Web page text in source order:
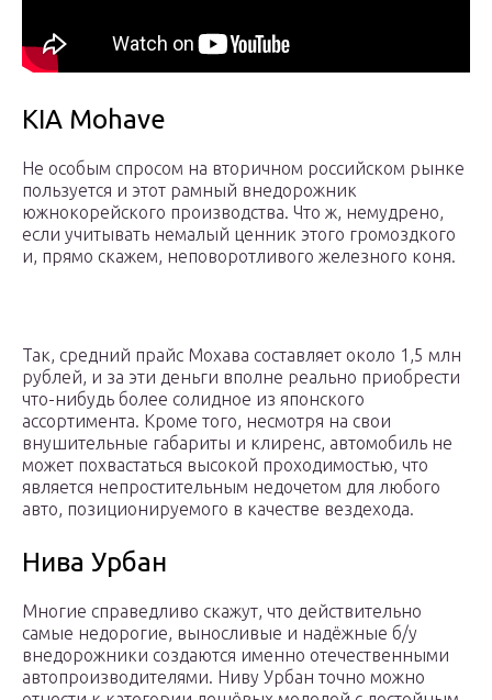
KIA Mohave
Не особым спросом на вторичном российском рынке
пользуется и этот рамный внедорожник
южнокорейского производства. Что ж, немудрено,
если учитывать немалый ценник этого громоздкого
и, прямо скажем, неповоротливого железного коня.
Так, средний прайс Мохава составляет около 1,5 млн
рублей, и за эти деньги вполне реально приобрести
что-нибудь более солидное из японского
ассортимента. Кроме того, несмотря на свои
внушительные габариты и клиренс, автомобиль не
может похвастаться высокой проходимостью, что
является непростительным недочетом для любого
авто, позиционируемого в качестве вездехода.
Нива Урбан
Многие справедливо скажут, что действительно
самые недорогие, выносливые и надёжные б/у
внедорожники создаются именно отечественными
автопроизводителями. Ниву Урбан точно можно